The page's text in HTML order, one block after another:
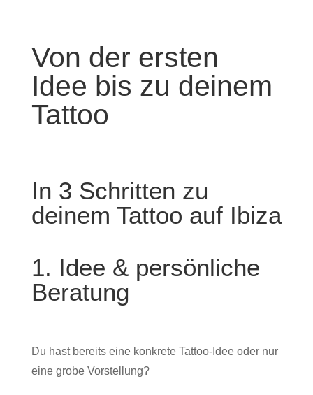
Von der ersten
Idee bis zu deinem
Tattoo
In 3 Schritten zu
deinem Tattoo auf Ibiza
1. Idee & persönliche
Beratung
Du hast bereits eine konkrete Tattoo-Idee oder nur
eine grobe Vorstellung?